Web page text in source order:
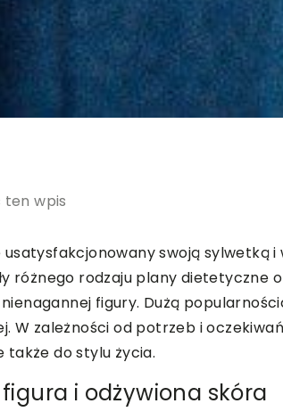
ten wpis
swoją sylwetką
różnego rodzaju plany dietetyczne
figury. Dużą
W zależności od potrzeb i
także do stylu życia.
i odżywiona skóra